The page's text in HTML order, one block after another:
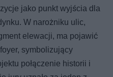
jako punkt wyjścia dla
W narożniku ulic,
elewacji, ma pojawić
symbolizujący
połączenie historii i